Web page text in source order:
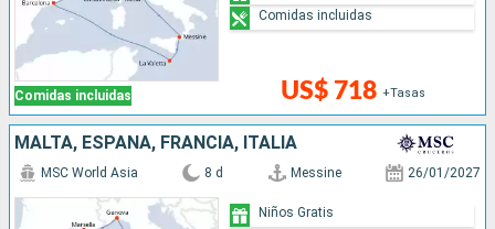
Comidas incluidas US$ 718 +Tasas
Comidas incluidas
MALTA, ESPAÑA, FRANCIA, ITALIA
MSC World Asia 8 d Messine 26/01/2027
Niños Gratis